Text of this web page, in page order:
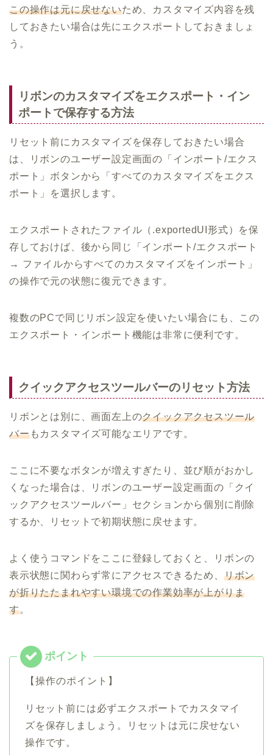
この操作は元に戻せないため、カスタマイズ内容を残
しておきたい場合は先にエクスポートしておきましょ
う。
リボンのカスタマイズをエクスポート・イン
ポートで保存する方法
リセット前にカスタマイズを保存しておきたい場合
は、リボンのユーザー設定画面の「インポート/エクス
ポート」ボタンから「すべてのカスタマイズをエクス
ポート」を選択します。
エクスポートされたファイル（.exportedUI形式）を保
存しておけば、後から同じ「インポート/エクスポート
→ ファイルからすべてのカスタマイズをインポート」
の操作で元の状態に復元できます。
複数のPCで同じリボン設定を使いたい場合にも、この
エクスポート・インポート機能は非常に便利です。
クイックアクセスツールバーのリセット方法
リボンとは別に、画面左上のクイックアクセスツール
バーもカスタマイズ可能なエリアです。
ここに不要なボタンが増えすぎたり、並び順がおかし
くなった場合は、リボンのユーザー設定画面の「クイ
ックアクセスツールバー」セクションから個別に削除
するか、リセットで初期状態に戻せます。
よく使うコマンドをここに登録しておくと、リボンの
表示状態に関わらず常にアクセスできるため、 リボン
が折りたたまれやすい環境での作業効率が上がりま
す。
【操作のポイント】
リセット前には必ずエクスポートでカスタマイ
ズを保存しましょう。リセットは元に戻せない
操作です。